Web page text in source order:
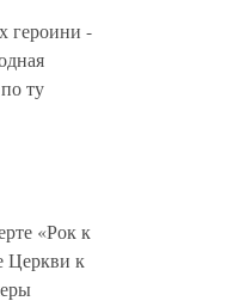
героини -
ту
«Рок к
Церкви к